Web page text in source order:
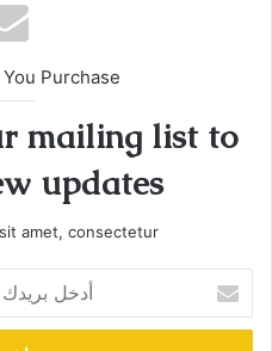
Purchase
mailing list to
updates!
amet, consectetur.
بريدك
الإلكتروني